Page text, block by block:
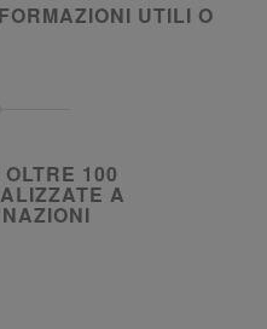
UTILI O
100
A